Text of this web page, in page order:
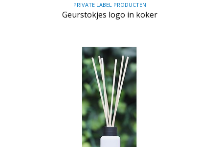
PRIVATE LABEL PRODUCTEN
Geurstokjes logo in koker